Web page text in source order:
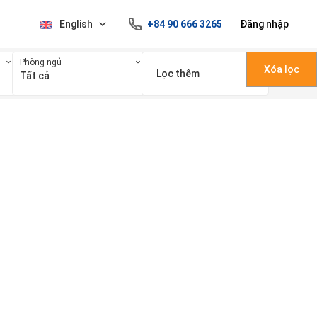
English +84 90 666 3265 Đăng nhập
Phòng ngủ
Tất cả Lọc thêm Xóa lọc